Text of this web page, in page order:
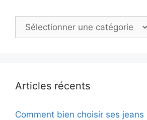
Catégories
Articles récents
Comment bien choisir ses jeans